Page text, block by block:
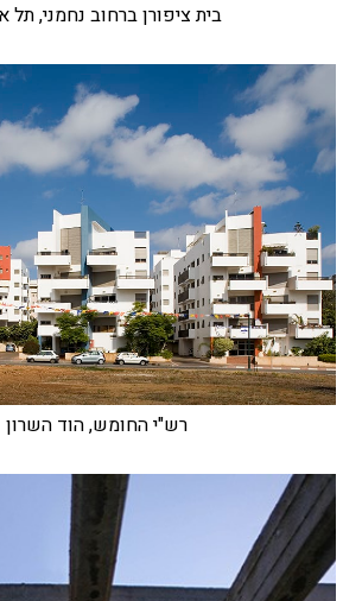
בית ציפורן ברחוב נחמני, תל
רש"י החומש, הוד השרון